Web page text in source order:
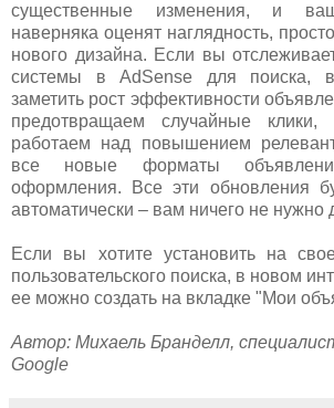
существенные изменения, и
наверняка оценят наглядность,
нового дизайна. Если вы
системы в AdSense для поиска,
заметить рост эффективности
предотвращаем случайные
работаем над повышением
все новые форматы
оформления. Все эти обновления
автоматически – вам ничего не нужно
Если вы хотите установить на
пользовательского поиска, в новом
ее можно создать на вкладке "Мои
Автор: Михаель Бранделл,
Google